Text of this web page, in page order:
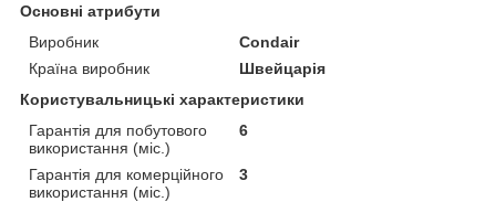
Основні атрибути
Виробник
Condair
Країна виробник
Швейцарія
Користувальницькі характеристики
Гарантія для побутового
використання (міс.)
6
Гарантія для комерційного
використання (міс.)
3